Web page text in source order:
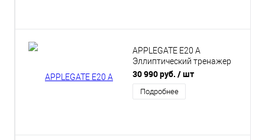
APPLEGATE E20 A
Эллиптический тренажер
домашний
30 990 руб. / шт
Подробнее